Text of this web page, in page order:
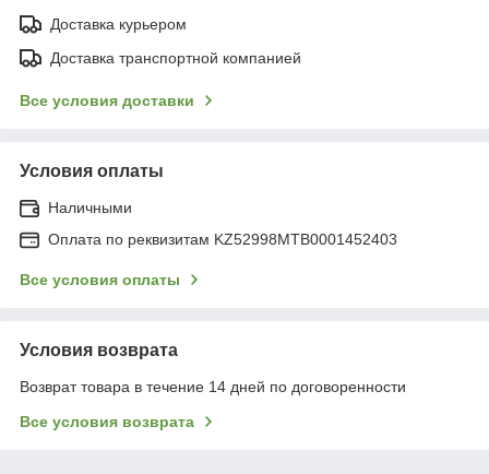
Доставка курьером
Доставка транспортной компанией
Все условия доставки
Условия оплаты
Наличными
Оплата по реквизитам KZ52998MTB0001452403
Все условия оплаты
Условия возврата
Возврат товара в течение 14 дней по договоренности
Все условия возврата